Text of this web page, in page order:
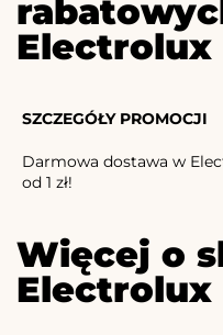
Electrolux
SZCZEGÓŁY PROMOCJI
Darmowa dostawa w
od 1 zł!
Więcej o
Electrolux